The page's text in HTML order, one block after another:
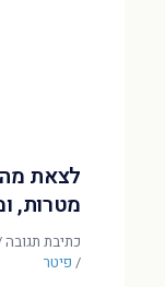
לצאת
מטרות,
כתיבת תגובה
/ פיטר